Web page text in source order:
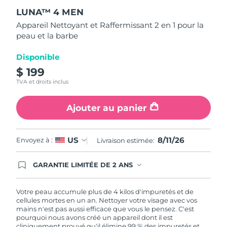
sur
5,
valeur
de
note
moyenne.
Read
12
Reviews.
sur
la
même
LUNA™ 4 MEN
Appareil Nettoyant et Raffermissant 2 en 1 pour la
peau et la barbe
Disponible
$ 199
TVA et droits inclus
Ajouter au panier
Envoyez à : US Livraison estimée: 8/11/26
GARANTIE LIMITÉE DE 2 ANS
FOREO. Cela signifie que si vous rencontrez des
problèmes avec votre appareil pendant les 2 ans
de garantie limitée, FOREO vous remplace ce
dernier gratuitement.
Votre peau accumule plus de 4 kilos d'impuretés et de
cellules mortes en un an. Nettoyer votre visage avec vos
mains n'est pas aussi efficace que vous le pensez. C'est
pourquoi nous avons créé un appareil dont il est
Turquie
Émirats arabes unis
Royaume-Uni
Ouzbékistan 8/15/26
Viêt Nam Livraison estimée